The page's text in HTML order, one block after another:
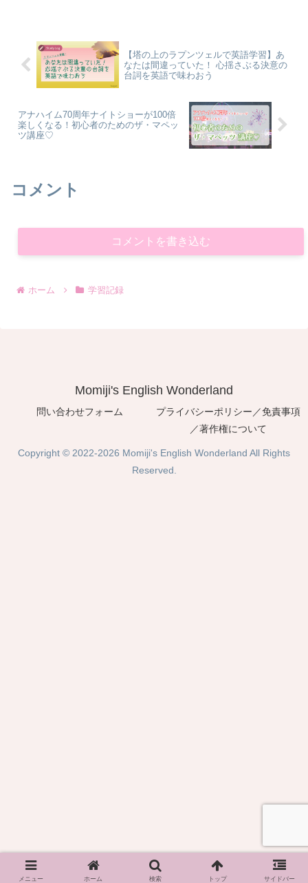
【塔の上のラプンツェルで英語学習】あ
なたは間違っていた！ 心揺さぶる決意の
台詞を英語で味わおう
アナハイム70周年ナイトショーが100倍
楽しくなる！初心者のためのザ・マペッ
ツ講座♡
コメント
コメントを書き込む
ホーム 学習記録
Momiji's English Wonderland
問い合わせフォーム
プライバシーポリシー／免責事項
／著作権について
Copyright © 2022-2026 Momiji's English Wonderland All Rights
Reserved.
メニュー ホーム 検索 トップ サイドバー